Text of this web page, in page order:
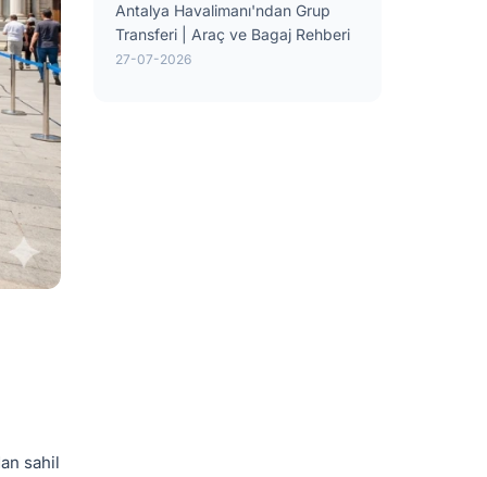
sahil
Antalya Havalimanı'ndan Grup
Transferi | Araç ve Bagaj Rehberi
27-07-2026